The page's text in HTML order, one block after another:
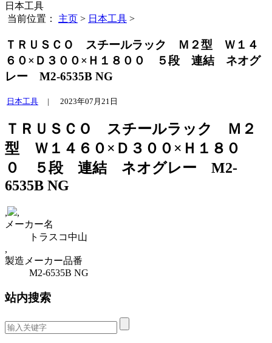
日本工具
当前位置： 主页 > 日本工具 >
ＴＲＵＳＣＯ スチールラック Ｍ２型 Ｗ１４
６０×Ｄ３００×Ｈ１８００ ５段 連結 ネオグ
レー M2-6535B NG
日本工具 | 2023年07月21日
ＴＲＵＳＣＯ スチールラック Ｍ２
型 Ｗ１４６０×Ｄ３００×Ｈ１８０
０ ５段 連結 ネオグレー M2-
6535B NG
,
,
メーカー名
トラスコ中山
,
製造メーカー品番
M2-6535B NG
站内搜索